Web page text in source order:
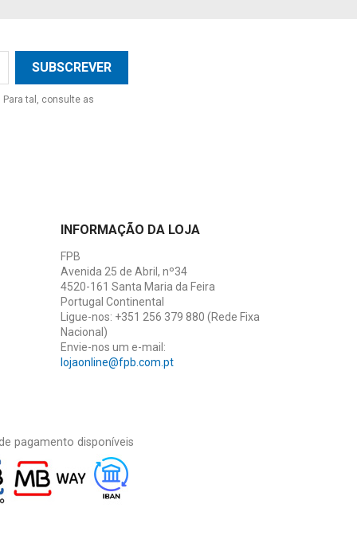
tal, consulte as
INFORMAÇÃO DA LOJA
FPB
Avenida 25 de Abril, nº34
4520-161 Santa Maria da Feira
Portugal Continental
Ligue-nos: +351 256 379 880 (Rede Fixa
Nacional)
Envie-nos um e-mail:
lojaonline@fpb.com.pt
pagamento disponíveis